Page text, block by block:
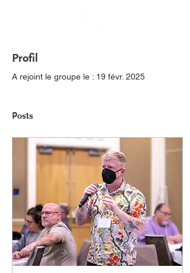
Profil
A rejoint le groupe le : 19 févr. 2025
Posts